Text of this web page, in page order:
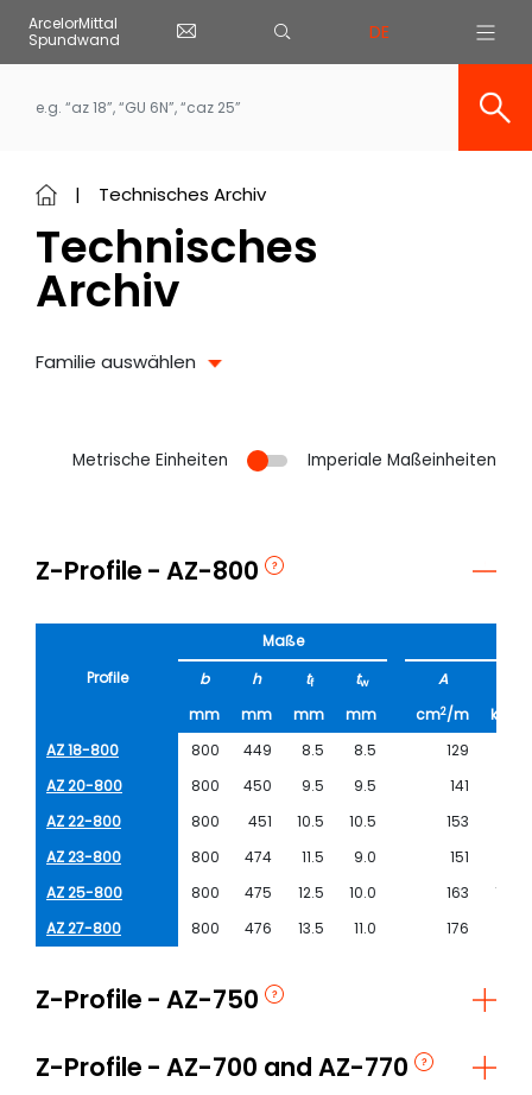
ArcelorMittal
Spundwand
DE
Technisches
Archiv
Technisches Archiv
Familie auswählen
Metrische Einheiten Imperiale Maßeinheiten
Z-Profile AZ-800
Profile
Maße
b
h tf tw A
mm mm mm mm cm2/m
kg/m
AZ 18-800
800 449 8.5 8.5 129
AZ 20-800
800 450 9.5 9.5 141
AZ 22-800
800 451 10.5 10.5 153
AZ 23-800
800 474 11.5 9.0 151
AZ 25-800
800 475 12.5 10.0 163
102.6
AZ 27-800
800 476 13.5 11.0 176
Z-Profile
AZ-750
Z-Profile
AZ-700 and AZ-770